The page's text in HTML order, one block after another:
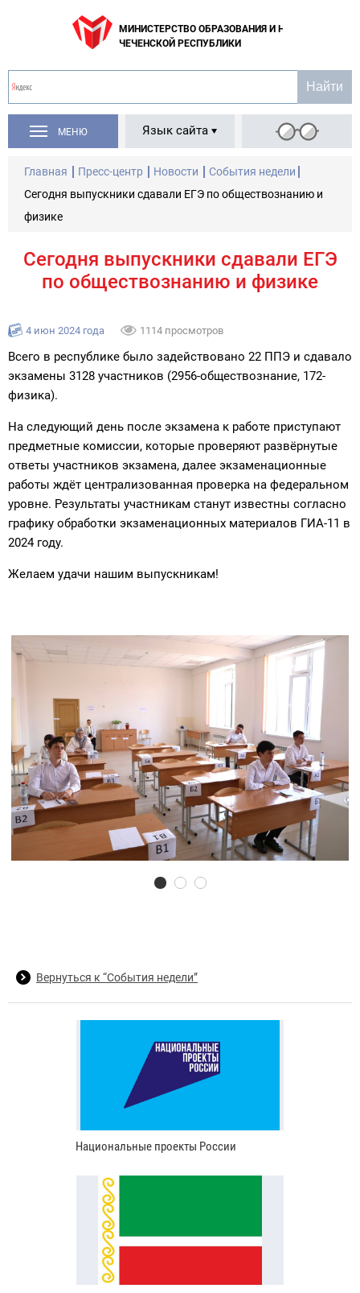
МИНИСТЕРСТВО ОБРАЗОВАНИЯ И НАУКИ
ЧЕЧЕНСКОЙ РЕСПУБЛИКИ
МЕНЮ Язык сайта
Главная Пресс-центр Новости
События недели
Сегодня выпускники сдавали ЕГЭ по обществознанию и
физике
Сегодня выпускники сдавали ЕГЭ
по обществознанию и физике
4 июн 2024 года 1114 просмотров
Всего в республике было задействовано 22 ППЭ и сдавало
экзамены 3128 участников (2956-обществознание, 172-
физика).
На следующий день после экзамена к работе приступают
предметные комиссии, которые проверяют развёрнутые
ответы участников экзамена, далее экзаменационные
работы ждёт централизованная проверка на федеральном
уровне. Результаты участникам станут известны согласно
графику обработки экзаменационных материалов ГИА-11 в
2024 году.
Желаем удачи нашим выпускникам!
Вернуться к “События недели”
Национальные проекты России